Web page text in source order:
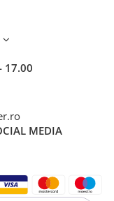
unde se află un
splendoarea lui.
17.00
MEDIA